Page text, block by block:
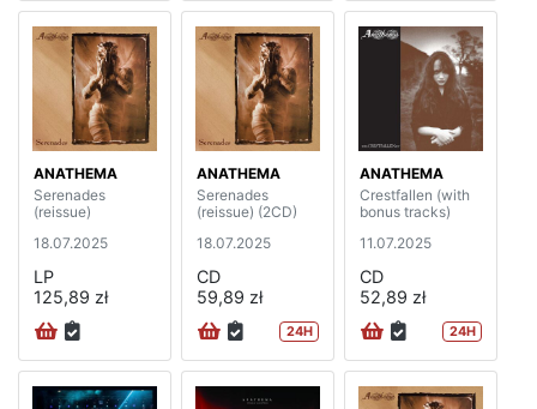
ANATHEMA
Serenades
(reissue)
18.07.2025
LP
125,89 zł
ANATHEMA
Serenades
(reissue) (2CD)
18.07.2025
CD
59,89 zł
24H
ANATHEMA
Crestfallen (with
bonus tracks)
11.07.2025
CD
52,89 zł
24H